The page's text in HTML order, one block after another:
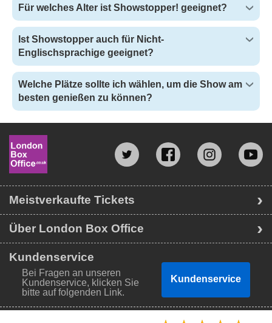
Für welches Alter ist Showstopper! geeignet?
Ist Showstopper auch für Nicht-
Englischsprachige geeignet?
Welche Plätze sollte ich wählen, um die Show am
besten genießen zu können?
Meistverkaufte Tickets
Über London Box Office
Kundenservice
Bei Fragen an unseren
Kundenservice, klicken Sie
bitte auf folgenden Link.
Kundenservice